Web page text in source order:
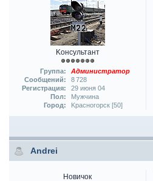
Kонсультант
Группа:
Администратор
Сообщений:
8 728
Регистрация:
29 июня 04
Пол:
Мужчина
Город:
Kрасногорск [50]
Andrei
Новичок